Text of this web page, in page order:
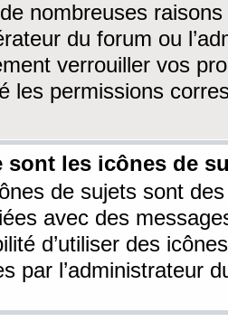
nombreuses
du forum ou
verrouiller vos
les permissions
sont les icônes de
de sujets sont
avec des
d’utiliser des
par l’administrateur